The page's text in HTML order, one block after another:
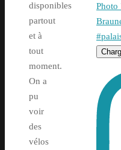
disponibles
partout
et à
tout
moment.
On a
pu
voir
des
vélos